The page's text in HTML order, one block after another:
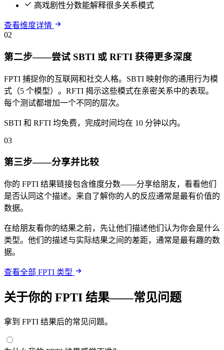
高戏剧性分数能解释很多关系模式
查看维度详情
02
第二步——尝试 SBTI 或 RFTI 获得更多深度
FPTI 捕捉你的互联网和社交人格。SBTI 映射你的通用行为模
式（5 个模型）。RFTI 揭示这些模式在亲密关系中的表现。
每个测试都增加一个不同的层次。
SBTI 和 RFTI 均免费，完成时间均在 10 分钟以内。
03
第三步——分享并比较
你的 FPTI 结果链接包含维度分数——分享给朋友，看看他们
是否认同这个描述。来自了解你的人的反应通常是最有价值的
数据。
在给朋友看你的结果之前，先让他们描述他们认为你会是什么
类型。他们的描述与实际结果之间的差距，通常是最有趣的数
据。
查看全部 FPTI 类型
关于你的 FPTI 结果——常见问题
拿到 FPTI 结果后的常见问题。